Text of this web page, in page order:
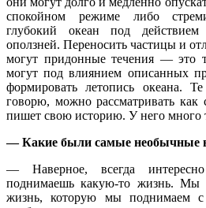
спокойном режиме либо
глубокий океан под
оползней. Переносить частицы и
могут придонные течения — это
могут под влиянием описанных
формировать летопись океана.
говорю, можно рассматривать как
пишет свою историю. У него много
— Какие были самые необычные
— Наверное, всегда
поднимаешь какую-то жизнь. Мы
жизнь, которую мы поднимаем